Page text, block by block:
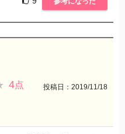
4点 投稿日：2019/11/18